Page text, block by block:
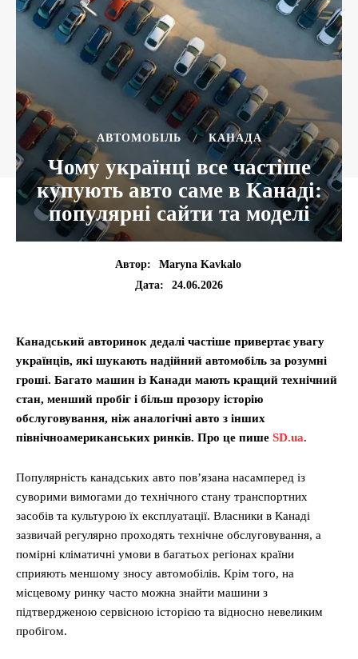
АВТОМОБІЛЬ КАНАДА
Чому українці все частіше
купують авто саме в Канаді:
популярні сайти та моделі
Автор:
Maryna Kavkalo
Дата:
24.06.2026
Канадський авторинок дедалі частіше привертає увагу
українців, які шукають надійний автомобіль за розумні
гроші. Багато машин із Канади мають кращий технічний
стан, менший пробіг і більш прозору історію
обслуговування, ніж аналогічні авто з інших
північноамериканських ринків. Про це пише SD.ua.
Популярність канадських авто пов’язана насамперед із
суворими вимогами до технічного стану транспортних
засобів та культурою їх експлуатації. Власники в Канаді
зазвичай регулярно проходять технічне обслуговування, а
помірні кліматичні умови в багатьох регіонах країни
сприяють меншому зносу автомобілів. Крім того, на
місцевому ринку часто можна знайти машини з
підтвердженою сервісною історією та відносно невеликим
пробігом.